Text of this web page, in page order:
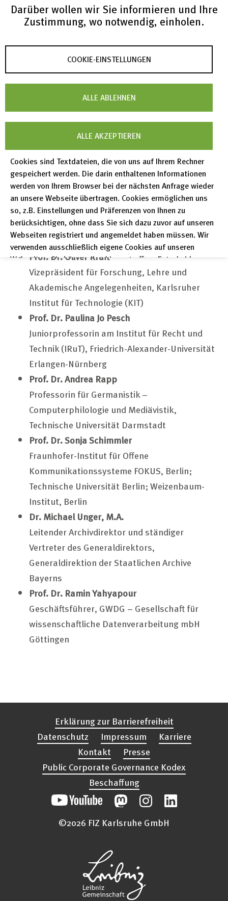
Darüber wollen wir Sie informieren und Ihre
Zustimmung, wo notwendig, einholen.
COOKIE-EINSTELLUNGEN
ALLE ABLEHNEN
ALLE AKZEPTIEREN
Cookies sind Textdateien, die von uns auf Ihrem Rechner
gespeichert werden. Die darin enthaltenen Informationen
werden von Ihrem Browser bei der nächsten Anfrage wieder
an unsere Webseite übertragen. Cookies ermöglichen uns
so, z.B. Einstellungen und Präferenzen von Ihnen zu
berücksichtigen, ohne dass Sie sich dazu zuvor auf unseren
Webseiten registriert und angemeldet haben müssen. Wir
verwenden ausschließlich eigene Cookies auf unseren
Webseiten. Sie können Ihre hier getroffene Entscheidung
unter "Einstellungen" jederzeit ändern und somit auch eine
erteilte Einwilligung für die Zukunft widerrufen.
Datenschutzerklärung
Impressum
MMag. Dr. Ulrich Bohrn, MBA
Head of Information Services & Senior IP
Counsel, LANXESS Deutschland GmbH
Prof. Dr. Ulrike Cress
Professorin, Eberhard Karls Universität
Tübingen; Direktorin, Leibniz-Institut für
Wissensmedien (IWM)
Prof. Dr. Christoph Eberl
Stellvertretender Institutsleiter, Fraunhofer-
Institut für Werkstoffmechanik IWM, Freiburg;
Lehrstuhlinhaber für Mikro- und
Werkstoffmechanik, Albert-Ludwigs-Universität
Freiburg
Prof. Dr. Anne Frühbis-Krüger
Professorin für Mathematik, Carl von Ossietzky
Universität Oldenburg
Prof. Dr. Oliver Kraft
Vizepräsident für Forschung, Lehre und
Akademische Angelegenheiten, Karlsruher
Institut für Technologie (KIT)
Prof. Dr. Paulina Jo Pesch
Juniorprofessorin am Institut für Recht und
Technik (IRuT), Friedrich-Alexander-Universität
Erlangen-Nürnberg
Prof. Dr. Andrea Rapp
Professorin für Germanistik –
Computerphilologie und Mediävistik,
Technische Universität Darmstadt
Prof. Dr. Sonja Schimmler
Fraunhofer-Institut für Offene
Kommunikationssysteme FOKUS, Berlin;
Technische Universität Berlin; Weizenbaum-
Institut, Berlin
Dr. Michael Unger, M.A.
Leitender Archivdirektor und ständiger
Vertreter des Generaldirektors,
Generaldirektion der Staatlichen Archive
Bayerns
Prof. Dr. Ramin Yahyapour
Geschäftsführer, GWDG – Gesellschaft für
wissenschaftliche Datenverarbeitung mbH
Göttingen
Erklärung zur Barrierefreiheit
Datenschutz
Impressum
Karriere
Kontakt
Presse
Public Corporate Governance Kodex
Beschaffung
©2026 FIZ Karlsruhe GmbH